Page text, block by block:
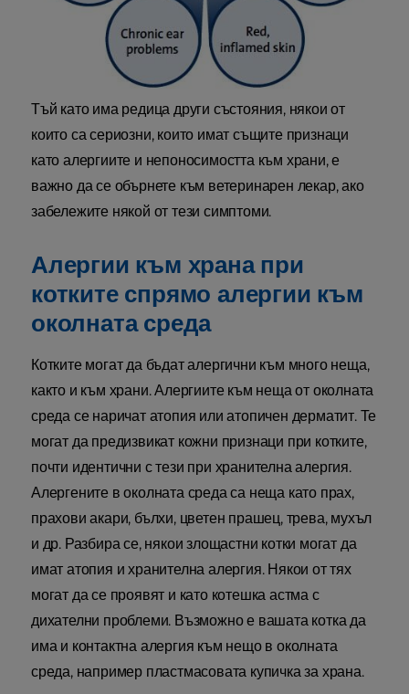
Тъй като има редица други състояния, някои от
които са сериозни, които имат същите признаци
като алергиите и непоносимостта към храни, е
важно да се обърнете към ветеринарен лекар, ако
забележите някой от тези симптоми.
Алергии към храна при
котките спрямо алергии към
околната среда
Котките могат да бъдат алергични към много неща,
както и към храни. Алергиите към неща от околната
среда се наричат атопия или атопичен дерматит. Те
могат да предизвикат кожни признаци при котките,
почти идентични с тези при хранителна алергия.
Алергените в околната среда са неща като прах,
прахови акари, бълхи, цветен прашец, трева, мухъл
и др. Разбира се, някои злощастни котки могат да
имат атопия и хранителна алергия. Някои от тях
могат да се проявят и като котешка астма с
дихателни проблеми. Възможно е вашата котка да
има и контактна алергия към нещо в околната
среда, например пластмасовата купичка за храна.